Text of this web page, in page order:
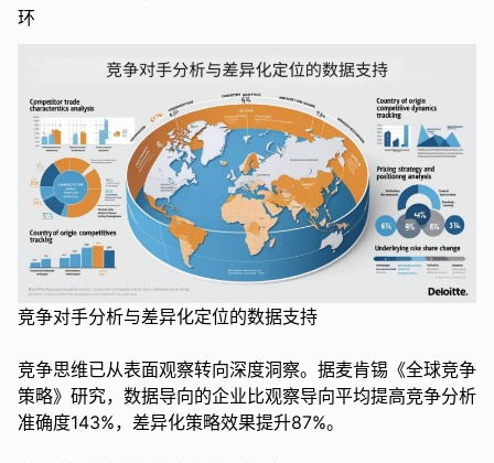
环
竞争对手分析与差异化定位的数据支持
竞争思维已从表面观察转向深度洞察。据麦肯锡《全球竞争
策略》研究，数据导向的企业比观察导向平均提高竞争分析
准确度143%，差异化策略效果提升87%。